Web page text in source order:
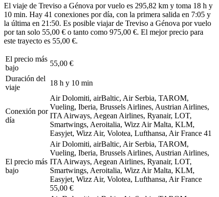
El viaje de Treviso a Génova por vuelo es 295,82 km y toma 18 h y
10 min. Hay 41 conexiones por día, con la primera salida en 7:05 y
la última en 21:50. Es posible viajar de Treviso a Génova por vuelo
por tan solo 55,00 € o tanto como 975,00 €. El mejor precio para
este trayecto es 55,00 €.
El precio más
bajo
55,00 €
Duración del
viaje
18 h y 10 min
Conexión por
día
Air Dolomiti, airBaltic, Air Serbia, TAROM,
Vueling, Iberia, Brussels Airlines, Austrian Airlines,
ITA Airways, Aegean Airlines, Ryanair, LOT,
Smartwings, Aeroitalia, Wizz Air Malta, KLM,
Easyjet, Wizz Air, Volotea, Lufthansa, Air France 41
El precio más
bajo
Air Dolomiti, airBaltic, Air Serbia, TAROM,
Vueling, Iberia, Brussels Airlines, Austrian Airlines,
ITA Airways, Aegean Airlines, Ryanair, LOT,
Smartwings, Aeroitalia, Wizz Air Malta, KLM,
Easyjet, Wizz Air, Volotea, Lufthansa, Air France
55,00 €